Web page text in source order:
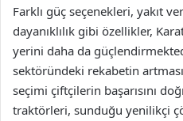
Farklı güç seçenekleri, yakıt
dayanıklılık gibi özellikler,
yerini daha da
sektöründeki rekabetin
seçimi çiftçilerin başarısını
traktörleri, sunduğu yenilikçi